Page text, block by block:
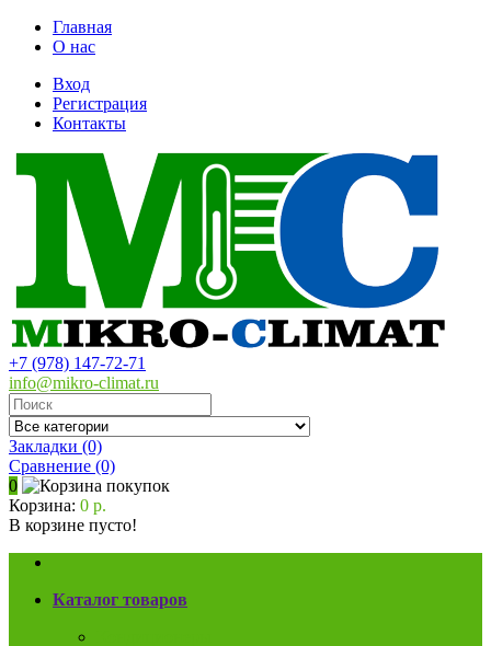
Главная
О нас
Вход
Регистрация
Контакты
+7 (978) 147-72-71
info@mikro-climat.ru
Закладки (0)
Сравнение (0)
0
Корзина: 0 р.
В корзине пусто!
Каталог товаров